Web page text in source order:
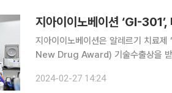
지아이이노베이션 ‘GI-
지아이이노베이션은 알레르기 치료
New Drug Award) 기술수출상을 받는다고 27일 밝혔다.
고 지속적인 IgE 활성 억제 △ 알레르
2024-02-27 14:24